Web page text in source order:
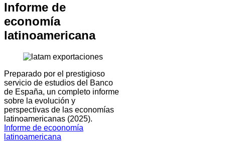
Informe de
economía
latinoamericana
Preparado por el prestigioso
servicio de estudios del Banco
de España, un completo informe
sobre la evolución y
perspectivas de las economías
latinoamericanas (2025).
Informe de ecoonomía
latinoamericana